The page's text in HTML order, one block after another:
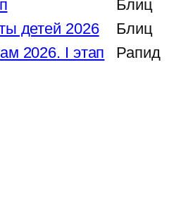
Блиц
детей 2026 Блиц
2026. I этап Рапид